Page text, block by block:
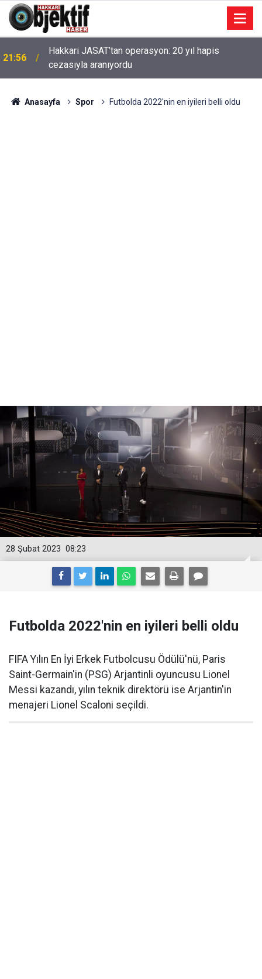
21:56
Hakkari JASAT’tan operasyon: 20 yıl hapis
cezasıyla aranıyordu
Anasayfa Spor Futbolda 2022'nin en iyileri belli oldu
08:23
28 Şubat 2023
Futbolda 2022'nin en iyileri belli oldu
FIFA Yılın En İyi Erkek Futbolcusu Ödülü'nü, Paris
Saint-Germain'in (PSG) Arjantinli oyuncusu Lionel
Messi kazandı, yılın teknik direktörü ise Arjantin'in
menajeri Lionel Scaloni seçildi.